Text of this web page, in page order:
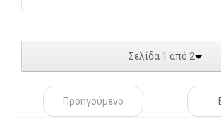
Σελίδα 1 από 2
Προηγούμενο